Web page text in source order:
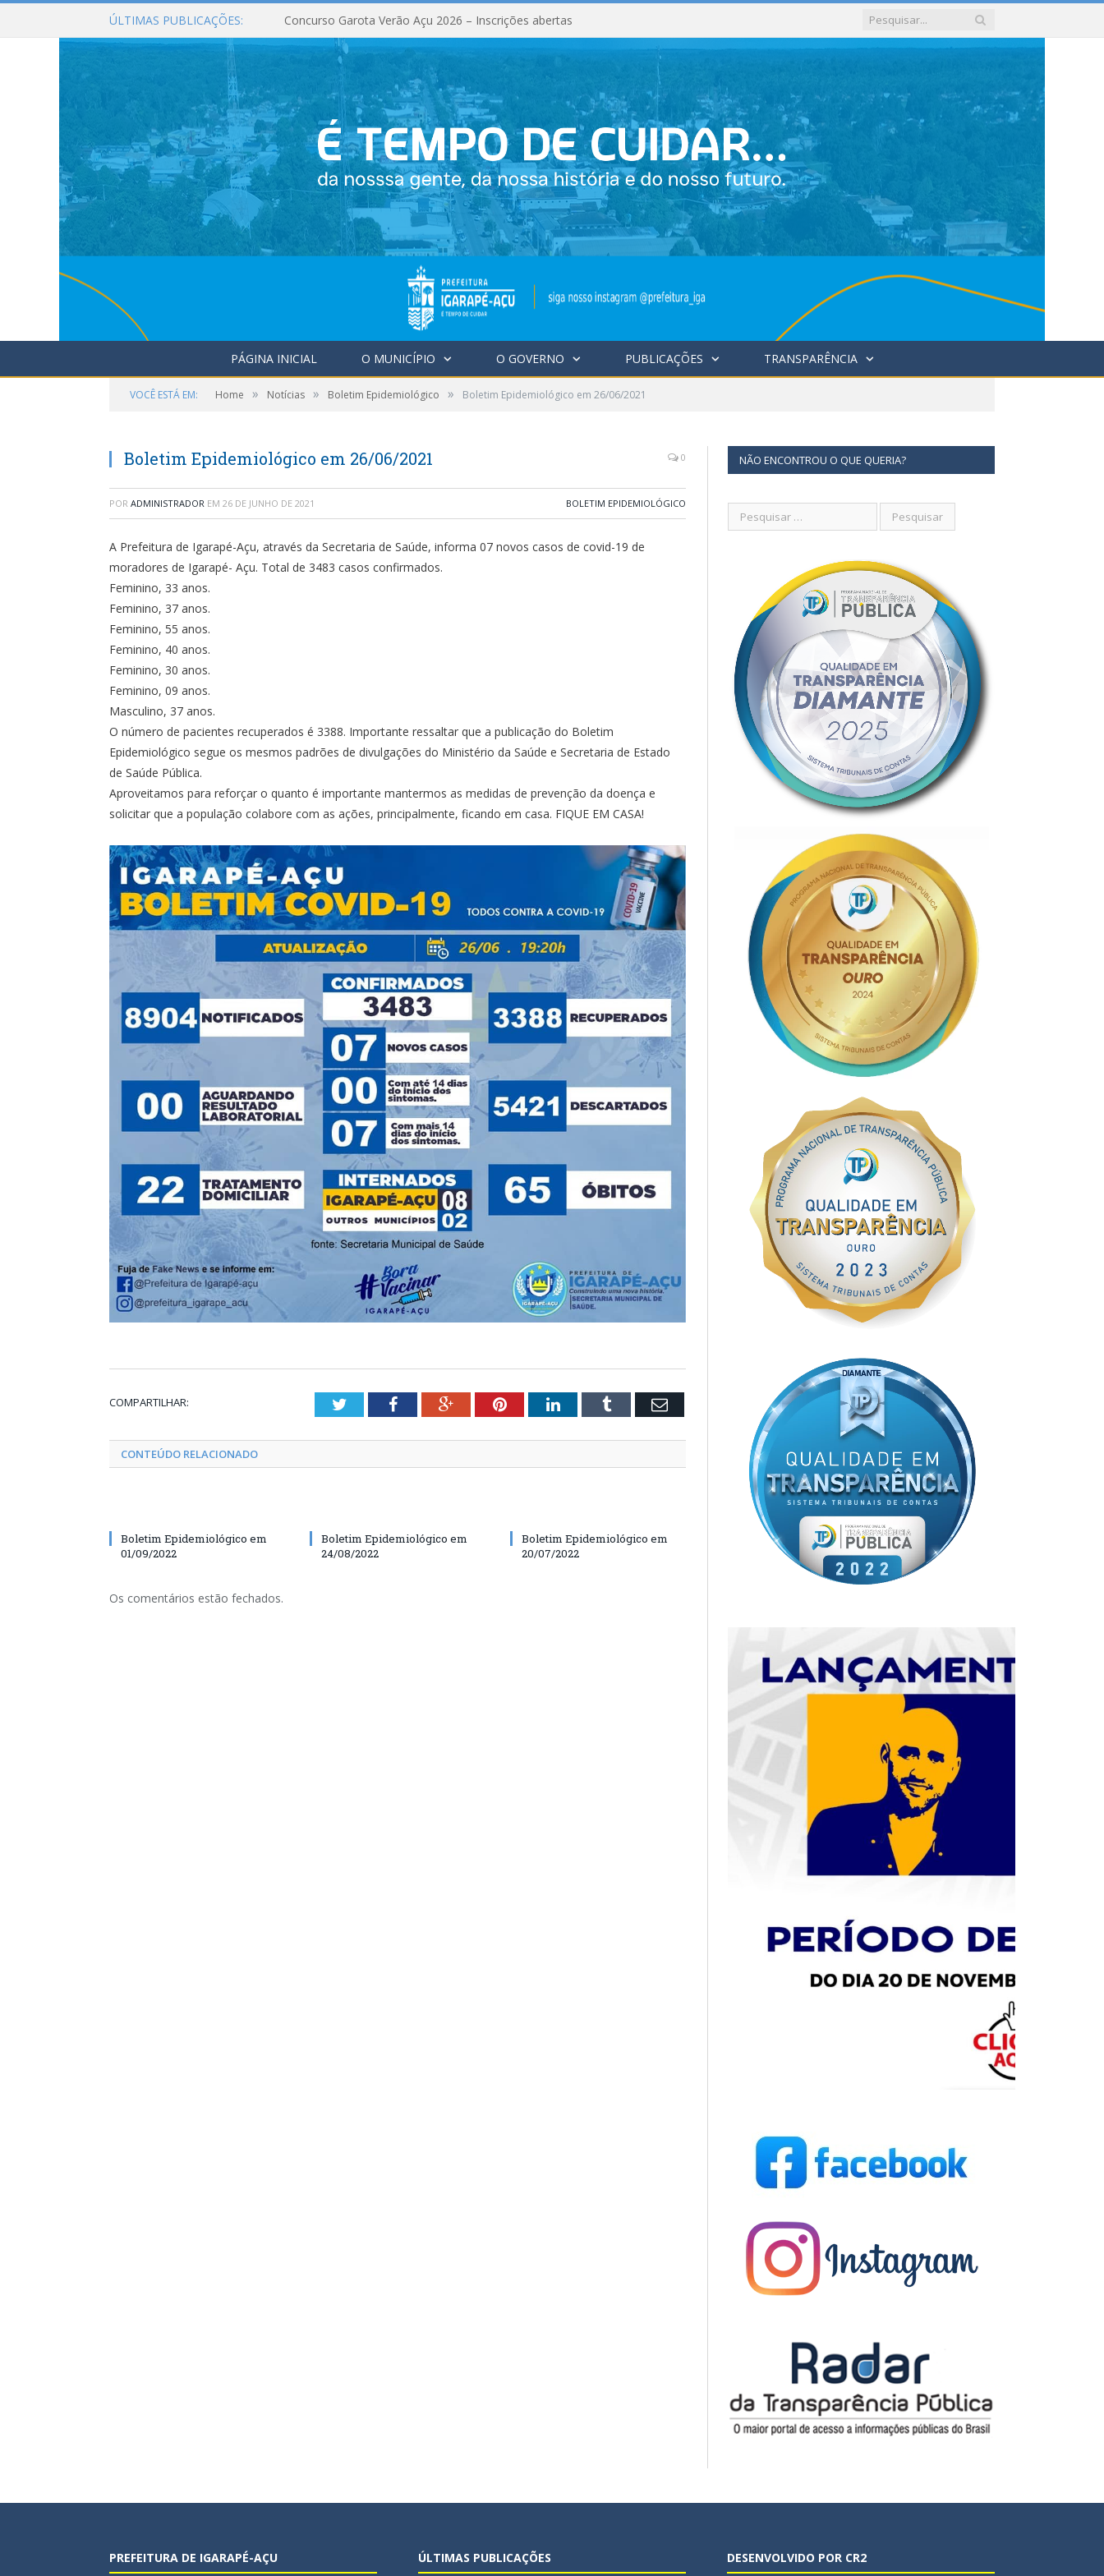
ÚLTIMAS PUBLICAÇÕES: Concurso Garota Verão Açu 2026 – Inscrições abertas
PÁGINA INICIAL O MUNICÍPIO O GOVERNO PUBLICAÇÕES TRANSPARÊNCIA
VOCÊ ESTÁ EM: Home » Notícias » Boletim Epidemiológico » Boletim Epidemiológico em 26/06/2021
Boletim Epidemiológico em 26/06/2021 0
POR ADMINISTRADOR EM 26 DE JUNHO DE 2021 BOLETIM EPIDEMIOLÓGICO
A Prefeitura de Igarapé-Açu, através da Secretaria de Saúde, informa 07 novos casos de covid-19 de
moradores de Igarapé- Açu. Total de 3483 casos confirmados.
Feminino, 33 anos.
Feminino, 37 anos.
Feminino, 55 anos.
Feminino, 40 anos.
Feminino, 30 anos.
Feminino, 09 anos.
Masculino, 37 anos.
O número de pacientes recuperados é 3388. Importante ressaltar que a publicação do Boletim
Epidemiológico segue os mesmos padrões de divulgações do Ministério da Saúde e Secretaria de Estado
de Saúde Pública.
Aproveitamos para reforçar o quanto é importante mantermos as medidas de prevenção da doença e
solicitar que a população colabore com as ações, principalmente, ficando em casa. FIQUE EM CASA!
COMPARTILHAR: TwitterFacebookGoogle+PinterestLinkedInTumblr Email
CONTEÚDO RELACIONADO
Boletim Epidemiológico em
01/09/2022
Boletim Epidemiológico em
24/08/2022
Boletim Epidemiológico em
20/07/2022
Os comentários estão fechados.
NÃO ENCONTROU O QUE QUERIA?
PREFEITURA DE IGARAPÉ-AÇU ÚLTIMAS PUBLICAÇÕES DESENVOLVIDO POR CR2